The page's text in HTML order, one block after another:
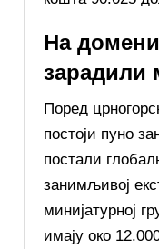
На
зарадили
Поред
постоји пуно
постали
занимљивој
минијатурној
имају око